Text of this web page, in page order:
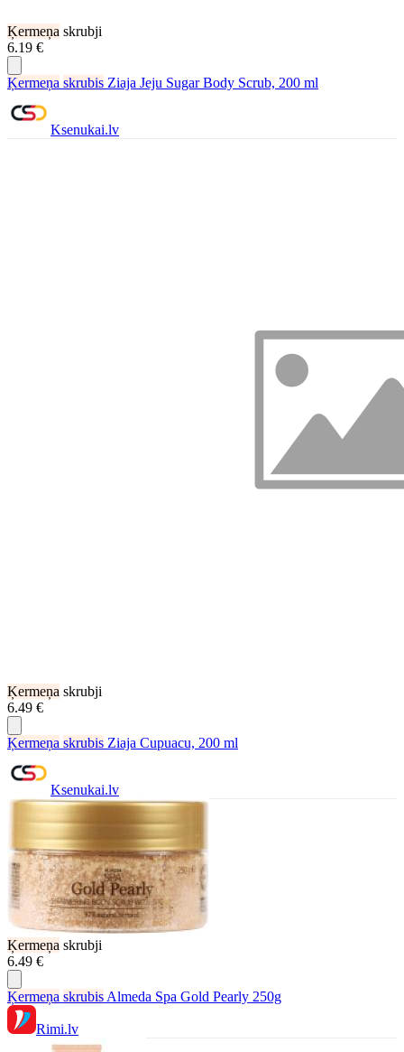
Ķermeņa skrubji
6.19 €
Ķermeņa skrubis Ziaja Jeju Sugar Body Scrub, 200 ml
Ksenukai.lv
Ķermeņa skrubji
6.49 €
Ķermeņa skrubis Ziaja Cupuacu, 200 ml
Ksenukai.lv
Ķermeņa skrubji
6.49 €
Ķermeņa skrubis Almeda Spa Gold Pearly 250g
Rimi.lv